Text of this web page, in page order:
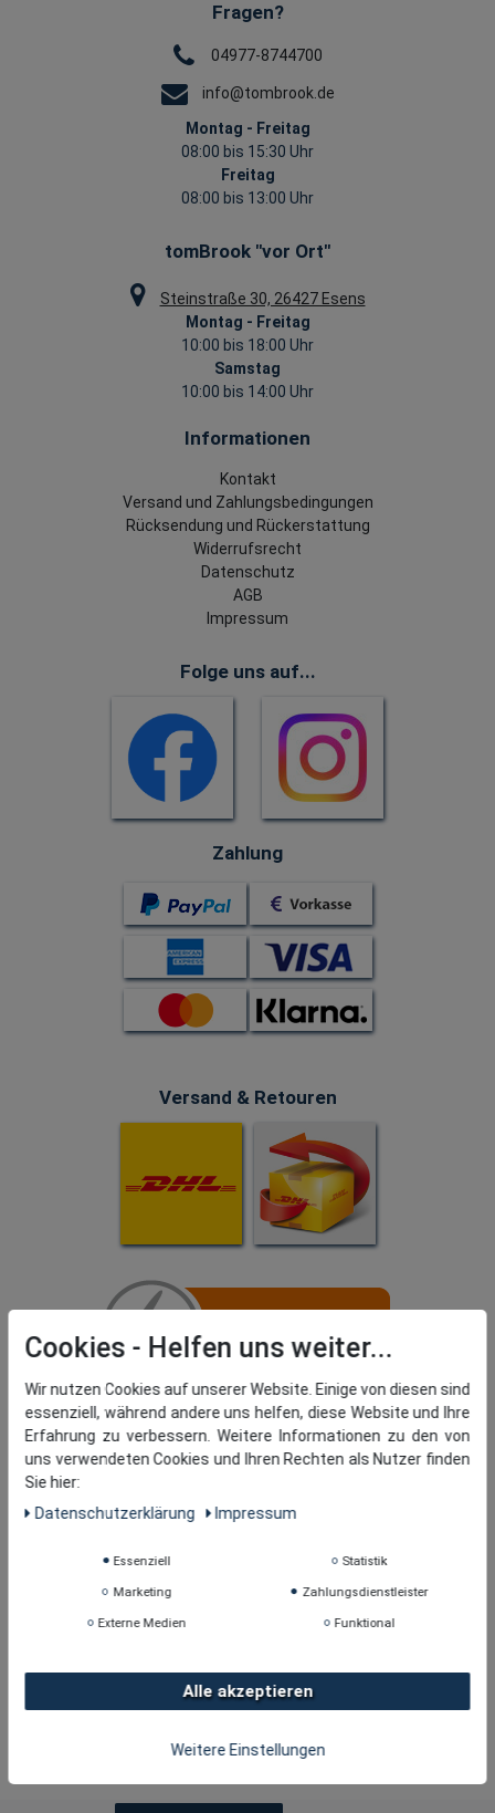
Fragen?
04977-8744700
info@tombrook.de
Montag - Freitag
08:00 bis 15:30 Uhr
Freitag
08:00 bis 13:00 Uhr
tomBrook "vor Ort"
Steinstraße 30, 26427 Esens
Montag - Freitag
10:00 bis 18:00 Uhr
Samstag
10:00 bis 14:00 Uhr
Informationen
Kontakt
Versand und Zahlungsbedingungen
Rücksendung und Rückerstattung
Widerrufsrecht
Datenschutz
AGB
Impressum
Folge uns auf...
Zahlung
Versand & Retouren
Cookies
Wir nutzen Cookies auf unserer Website. Einige von diesen sind
essenziell, während andere uns helfen, diese Website und Ihre
Erfahrung zu verbessern. Weitere Informationen zu den von
uns verwendeten Cookies und Ihren Rechten als Nutzer finden
Sie hier:
Daten­schutz­erklärung
Impressum
Essenziell Statistik
Marketing Zahlungsdienstleister
Externe Medien Funktional
Alle akzeptieren
Weitere Einstellungen